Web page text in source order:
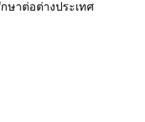
ษาต่อต่างประเทศ